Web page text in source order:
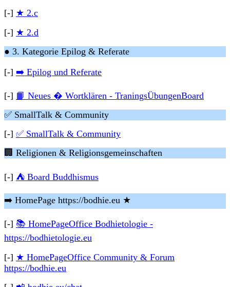
[-] ★ 2.c
[-] ★ 2.d
● 3. Kategorie Epilog & Referate
[-] ➡️ Epilog und Referate
[-] 📙 Neues � Wortklären - TraningsÜbungenBoard
✅ SmallTalk & Community
[-] ✅ SmallTalk & Community
🏢 Religionen & Religionsgemeinschaften
[-] ⛺ Board Buddhismus
➡️ HomePage https://bodhie.eu ★
[-] 📚 HomePageOffice Bodhietologie -
https://bodhietologie.eu
[-] ★ HomePageOffice Community & Forum
https://bodhie.eu